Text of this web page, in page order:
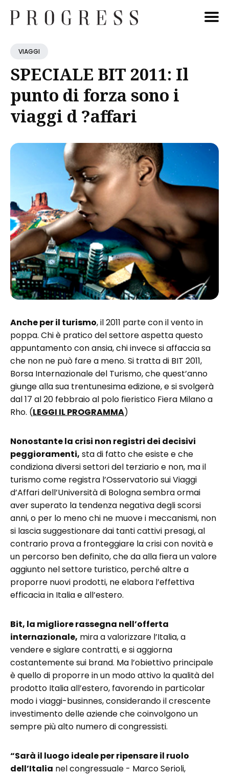
Cerca
VIAGGI
SPECIALE BIT 2011: Il
punto di forza sono i
viaggi d ?affari
Anche per il turismo, il 2011 parte con il vento in
poppa. Chi è pratico del settore aspetta questo
appuntamento con ansia, chi invece si affaccia sa
che non ne può fare a meno. Si tratta di BIT 2011,
Borsa Internazionale del Turismo, che quest’anno
giunge alla sua trentunesima edizione, e si svolgerà
dal 17 al 20 febbraio al polo fieristico Fiera Milano a
Rho. (LEGGI IL PROGRAMMA)
Nonostante la crisi non registri dei decisivi
peggioramenti, sta di fatto che esiste e che
condiziona diversi settori del terziario e non, ma il
turismo come registra l’Osservatorio sui Viaggi
d’Affari dell’Università di Bologna sembra ormai
aver superato la tendenza negativa degli scorsi
anni, o per lo meno chi ne muove i meccanismi, non
si lascia suggestionare dai tanti cattivi presagi, al
contrario prova a fronteggiare la crisi con novità e
un percorso ben definito, che da alla fiera un valore
aggiunto nel settore turistico, perché altre a
proporre nuovi prodotti, ne elabora l’effettiva
efficacia in Italia e all’estero.
Bit, la migliore rassegna nell’offerta
internazionale, mira a valorizzare l’Italia, a
vendere e siglare contratti, e si aggiorna
costantemente sui brand. Ma l’obiettivo principale
è quello di proporre in un modo attivo la qualità del
prodotto Italia all’estero, favorendo in particolar
modo i viaggi-businnes, considerando il crescente
investimento delle aziende che coinvolgono un
sempre più alto numero di congressisti.
“Sarà il luogo ideale per ripensare il ruolo
dell’Italia nel congressuale - Marco Serioli,